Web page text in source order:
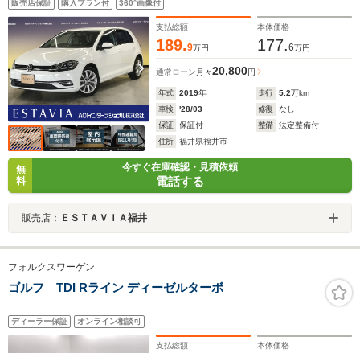
ドオート 衝突軽減ブレーキ レーンキープ ISTOP
オートホールド 純正17インチアルミホイール スマー
トキー
販売店保証 購入プラン付 360°画像付
支払総額
189.9万円
本体価格
177.6万円
通常ローン 月々20,800円
年式 2019年 走行 5.2万km
車検
'28/03 修復
なし
保証
保証付 整備
法定整備付
住所
福井県福井市
無
料
今すぐ在庫確認・見積依頼
電話する
販売店： ＥＳＴＡＶＩＡ福井
フォルクスワーゲン
ゴルフ TDI Rライン ディーゼルターボ
ディーラー保証 オンライン相談可
支払総額 本体価格